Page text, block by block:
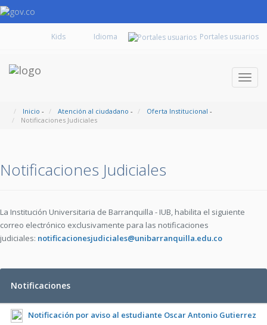
Kids Portales usuarios
Inicio - Atención al ciudadano - Oferta Institucional -
Notificaciones Judiciales
Notificaciones Judiciales
La Institución Universitaria de Barranquilla - IUB, habilita el siguiente
correo electrónico exclusivamente para las notificaciones
judiciales: notificacionesjudiciales@unibarranquilla.edu.co
Notificaciones
Notificación por aviso al estudiante Oscar Antonio Gutierrez